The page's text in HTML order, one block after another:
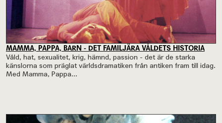
MAMMA, PAPPA, BARN - DET FAMILJÄRA VÅLDETS HISTORIA
Våld, hat, sexualitet, krig, hämnd, passion - det är de starka
känslorna som präglat världsdramatiken från antiken fram till idag.
Med Mamma, Pappa...